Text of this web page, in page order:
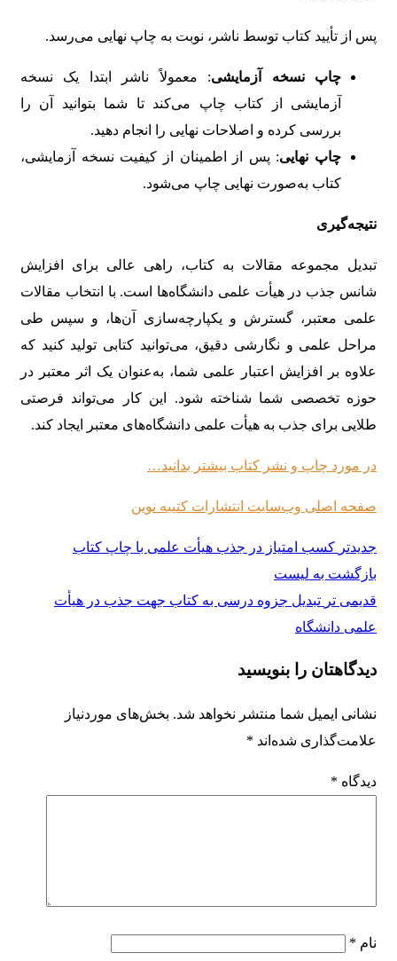
پس از تأیید کتاب توسط ناشر، نوبت به چاپ نهایی می‌رسد.
چاپ نسخه آزمایشی: معمولاً ناشر ابتدا یک نسخه
آزمایشی از کتاب چاپ می‌کند تا شما بتوانید آن را
بررسی کرده و اصلاحات نهایی را انجام دهید.
چاپ نهایی: پس از اطمینان از کیفیت نسخه آزمایشی،
کتاب به‌صورت نهایی چاپ می‌شود.
نتیجه‌گیری
تبدیل مجموعه مقالات به کتاب، راهی عالی برای افزایش
شانس جذب در هیأت علمی دانشگاه‌ها است. با انتخاب مقالات
علمی معتبر، گسترش و یکپارچه‌سازی آن‌ها، و سپس طی
مراحل علمی و نگارشی دقیق، می‌توانید کتابی تولید کنید که
علاوه بر افزایش اعتبار علمی شما، به‌عنوان یک اثر معتبر در
حوزه تخصصی شما شناخته شود. این کار می‌تواند فرصتی
طلایی برای جذب به هیأت علمی دانشگاه‌های معتبر ایجاد کند.
در مورد چاپ و نشر کتاب بیشتر بدانید…
صفحه اصلی وب‌سایت انتشارات کتیبه نوین
جدیدتر کسب امتیاز در جذب هیأت علمی با چاپ کتاب
بازگشت به لیست
قدیمی تر تبدیل جزوه درسی به کتاب جهت جذب در هیأت
علمی دانشگاه
دیدگاهتان را بنویسید
نشانی ایمیل شما منتشر نخواهد شد. بخش‌های موردنیاز
علامت‌گذاری شده‌اند *
دیدگاه *
نام *